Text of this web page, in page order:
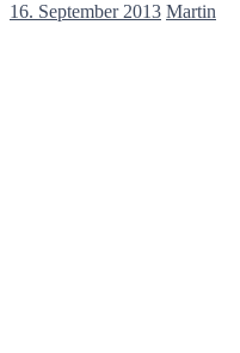
16. September 2013 Martin